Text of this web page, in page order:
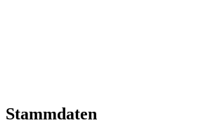
Stammdaten